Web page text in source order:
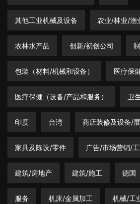
其他工业机械及设备 农业/林业/渔
农林水产品 创新/初创公司
包装（材料/机械和设备） 医疗保
医疗保健（设备/产品和服务） 卫
印度 台湾 商店装修及设备/
家具及陈设/零件 广告/市场营销/
建筑/房地产 建筑/施工 德国
服务 机床/金属加工 机械/工